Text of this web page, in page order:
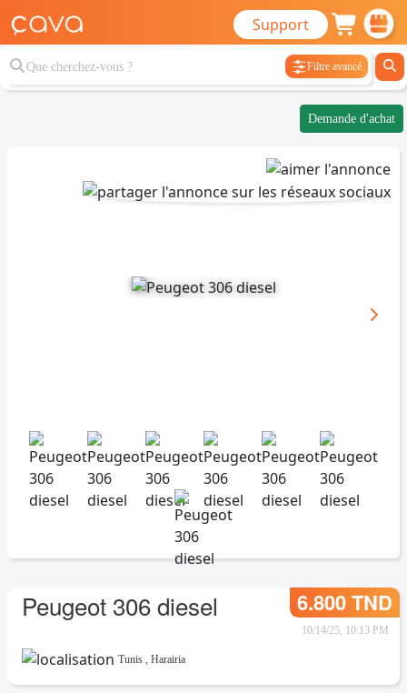
Support
Filtre avancé
Demande d'achat
Peugeot 306 diesel 6.800 TND
10/14/25, 10:13 PM
Tunis , Harairia